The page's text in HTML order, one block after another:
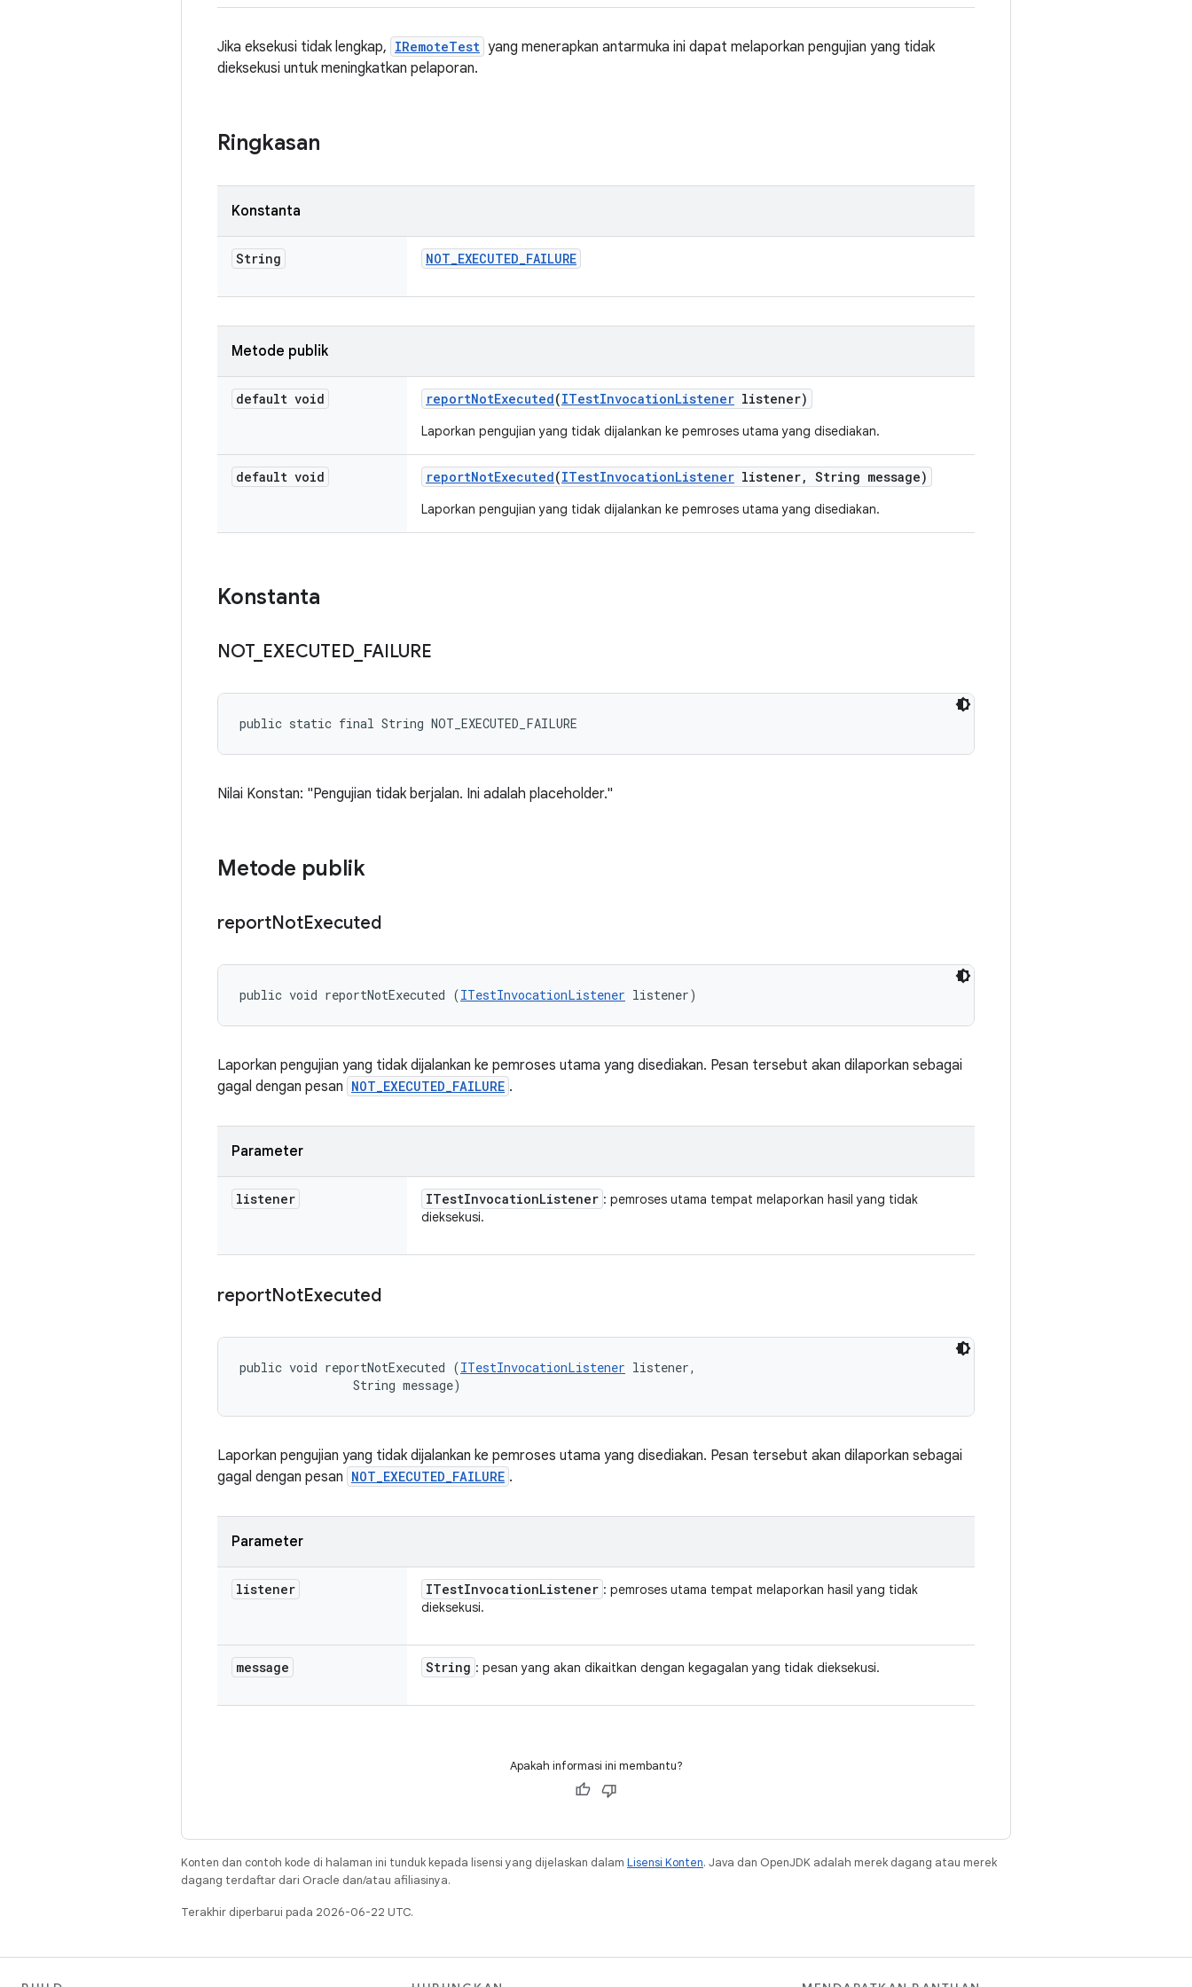
Jika eksekusi tidak lengkap, IRemoteTest yang menerapkan antarmuka ini dapat melaporkan pengujian yang tidak
dieksekusi untuk meningkatkan pelaporan.
Ringkasan
Konstanta
String NOT_EXECUTED_FAILURE
Metode publik
default void reportNotExecuted(ITestInvocationListener listener)
Laporkan pengujian yang tidak dijalankan ke pemroses utama yang disediakan.
default void reportNotExecuted(ITestInvocationListener listener, String message)
Laporkan pengujian yang tidak dijalankan ke pemroses utama yang disediakan.
Konstanta
NOT_ EXECUTED FAILURE
public static final String NOT_EXECUTED_FAILURE
Nilai Konstan: "Pengujian tidak berjalan. Ini adalah placeholder."
Metode publik
reportNotExecuted
public void reportNotExecuted (ITestInvocationListener listener)
Laporkan pengujian yang tidak dijalankan ke pemroses utama yang disediakan. Pesan tersebut akan dilaporkan sebagai
gagal dengan pesan NOT_EXECUTED_FAILURE .
Parameter
listener ITestInvocationListener : pemroses utama tempat melaporkan hasil yang tidak
dieksekusi.
reportNotExecuted
public void reportNotExecuted (ITestInvocationListener listener,
                String message)
Laporkan pengujian yang tidak dijalankan ke pemroses utama yang disediakan. Pesan tersebut akan dilaporkan sebagai
gagal dengan pesan NOT_EXECUTED_FAILURE .
Parameter
listener ITestInvocationListener : pemroses utama tempat melaporkan hasil yang tidak
dieksekusi.
message String : pesan yang akan dikaitkan dengan kegagalan yang tidak dieksekusi.
Apakah informasi ini membantu?
Konten dan contoh kode di halaman ini tunduk kepada lisensi yang dijelaskan dalam Lisensi Konten. Java dan OpenJDK adalah merek dagang atau merek
dagang terdaftar dari Oracle dan/atau afiliasinya.
Terakhir diperbarui pada 2026-06-22 UTC.